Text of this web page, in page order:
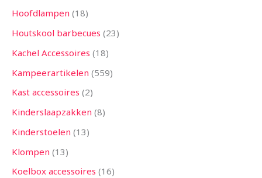
Hoofdlampen 18
Houtskool barbecues 23
Kachel Accessoires 18
Kampeerartikelen 559
Kast accessoires 2
Kinderslaapzakken 8
Kinderstoelen 13
Klompen 13
Koelbox accessoires 16